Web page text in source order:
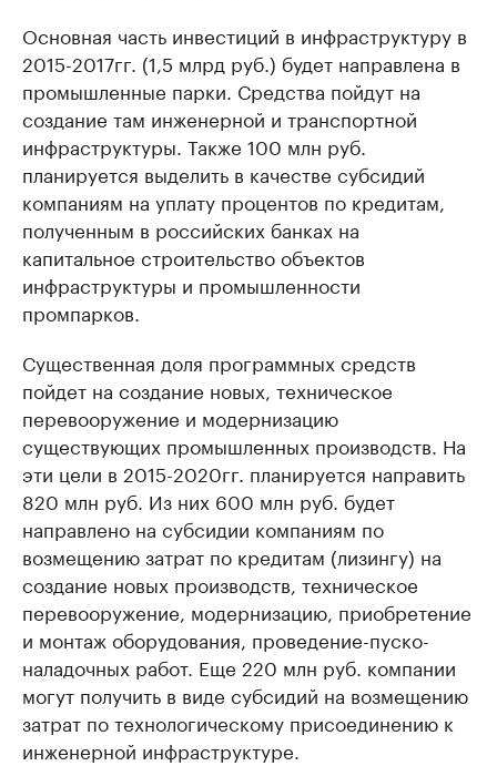
Основная часть инвестиций в инфраструктуру в
2015-2017гг. (1,5 млрд руб.) будет направлена в
промышленные парки. Средства пойдут на
создание там инженерной и транспортной
инфраструктуры. Также 100 млн руб.
планируется выделить в качестве субсидий
компаниям на уплату процентов по кредитам,
полученным в российских банках на
капитальное строительство объектов
инфраструктуры и промышленности
промпарков.
Существенная доля программных средств
пойдет на создание новых, техническое
перевооружение и модернизацию
существующих промышленных производств. На
эти цели в 2015-2020гг. планируется направить
820 млн руб. Из них 600 млн руб. будет
направлено на субсидии компаниям по
возмещению затрат по кредитам (лизингу) на
создание новых производств, техническое
перевооружение, модернизацию, приобретение
и монтаж оборудования, проведение-пуско-
наладочных работ. Еще 220 млн руб. компании
могут получить в виде субсидий на возмещению
затрат по технологическому присоединению к
инженерной инфраструктуре.